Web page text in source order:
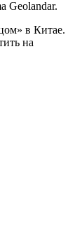
Geolandar.
в Китае.
на